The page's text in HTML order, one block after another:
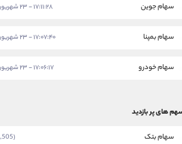
سهام جوین ۱۷:۱۱:۲۸ - ۲۳ شهریور ۱۴۰۱
سهام بمپنا ۱۷:۰۷:۴۰ - ۲۳ شهریور ۱۴۰۱
سهام خودرو ۱۷:۰۶:۱۷ - ۲۳ شهریور ۱۴۰۱
های پر بازدید
سهام بتک (108,505)